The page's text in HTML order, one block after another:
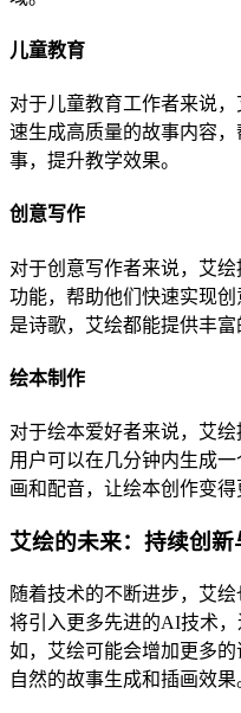
儿童教育
对于儿童教育工作者来说
速生成高质量的故事内容
事，提升教学效果。
创意写作
对于创意写作者来说，艾
功能，帮助他们快速实现
是诗歌，艾绘都能提供丰富
绘本制作
对于绘本爱好者来说，艾绘
用户可以在几分钟内生成
画和配音，让绘本创作变得
艾绘的未来：持续创新
随着技术的不断进步，艾
将引入更多先进的AI技术
如，艾绘可能会增加更多
自然的故事生成和插画效果